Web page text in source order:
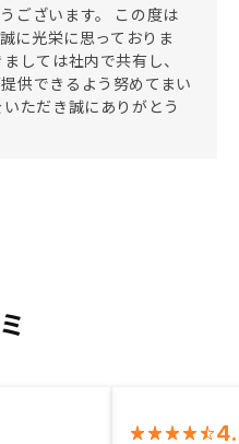
ございます。 この度は
に光栄に思っておりま
しては社内で共有し、
供できるよう努めてまい
ただき誠にありがとう